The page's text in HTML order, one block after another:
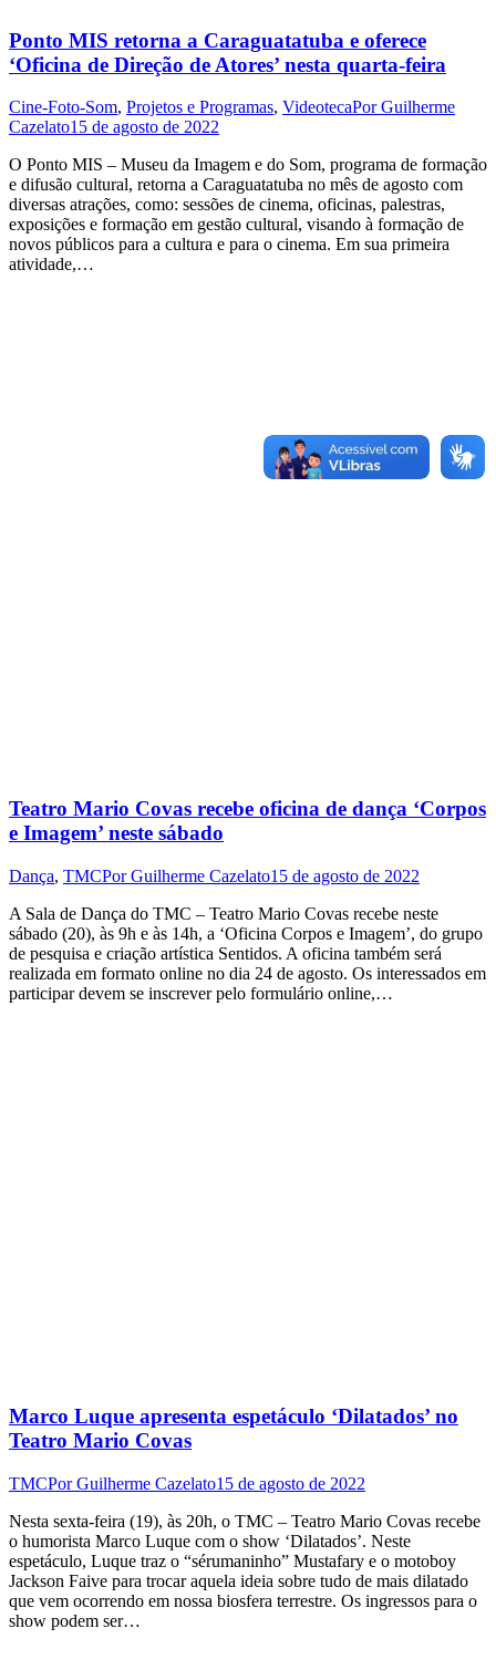
Ponto MIS retorna a Caraguatatuba e oferece
‘Oficina de Direção de Atores’ nesta quarta-feira
Cine-Foto-Som, Projetos e Programas, VideotecaPorGuilherme
Cazelato15 de agosto de 2022
O Ponto MIS – Museu da Imagem e do Som, programa de formação
e difusão cultural, retorna a Caraguatatuba no mês de agosto com
diversas atrações, como: sessões de cinema, oficinas, palestras,
exposições e formação em gestão cultural, visando à formação de
novos públicos para a cultura e para o cinema. Em sua primeira
atividade,…
Teatro Mario Covas recebe oficina de dança ‘Corpos
e Imagem’ neste sábado
Dança, TMCPorGuilherme Cazelato15 de agosto de 2022
A Sala de Dança do TMC – Teatro Mario Covas recebe neste
sábado (20), às 9h e às 14h, a ‘Oficina Corpos e Imagem’, do grupo
de pesquisa e criação artística Sentidos. A oficina também será
realizada em formato online no dia 24 de agosto. Os interessados em
participar devem se inscrever pelo formulário online,…
Marco Luque apresenta espetáculo ‘Dilatados’ no
Teatro Mario Covas
TMCPorGuilherme Cazelato15 de agosto de 2022
Nesta sexta-feira (19), às 20h, o TMC – Teatro Mario Covas recebe
o humorista Marco Luque com o show ‘Dilatados’. Neste
espetáculo, Luque traz o “sérumaninho” Mustafary e o motoboy
Jackson Faive para trocar aquela ideia sobre tudo de mais dilatado
que vem ocorrendo em nossa biosfera terrestre. Os ingressos para o
show podem ser…